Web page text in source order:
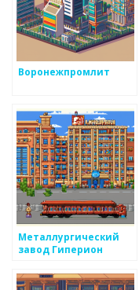
Воронежпромлит
Металлургический
завод Гиперион